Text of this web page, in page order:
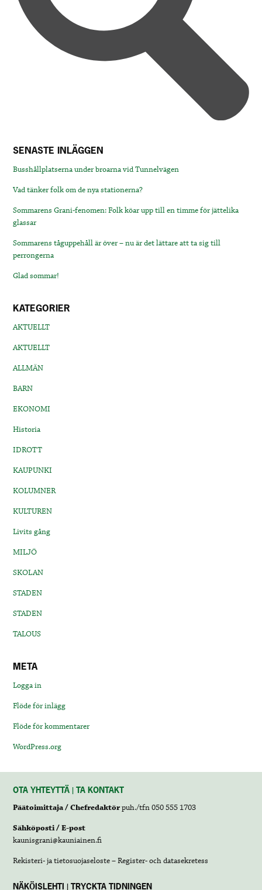
SENASTE INLÄGGEN
Busshållplatserna under broarna vid Tunnelvägen
Vad tänker folk om de nya stationerna?
Sommarens Grani-fenomen: Folk köar upp till en timme för jättelika
glassar
Sommarens tåguppehåll är över – nu är det lättare att ta sig till
perrongerna
Glad sommar!
KATEGORIER
AKTUELLT
AKTUELLT
ALLMÄN
BARN
EKONOMI
Historia
IDROTT
KAUPUNKI
KOLUMNER
KULTUREN
Livits gång
MILJÖ
SKOLAN
STADEN
STADEN
TALOUS
META
Logga in
Flöde för inlägg
Flöde för kommentarer
WordPress.org
OTA YHTEYTTÄ | TA KONTAKT
Päätoimittaja / Chefredaktörpuh./tfn 050 555 1703
Sähköposti / E-post
kaunisgrani@kauniainen.fi
Rekisteri- ja tietosuojaseloste – Register- och datasekretess
NÄKÖISLEHTI | TRYCKTA TIDNINGEN